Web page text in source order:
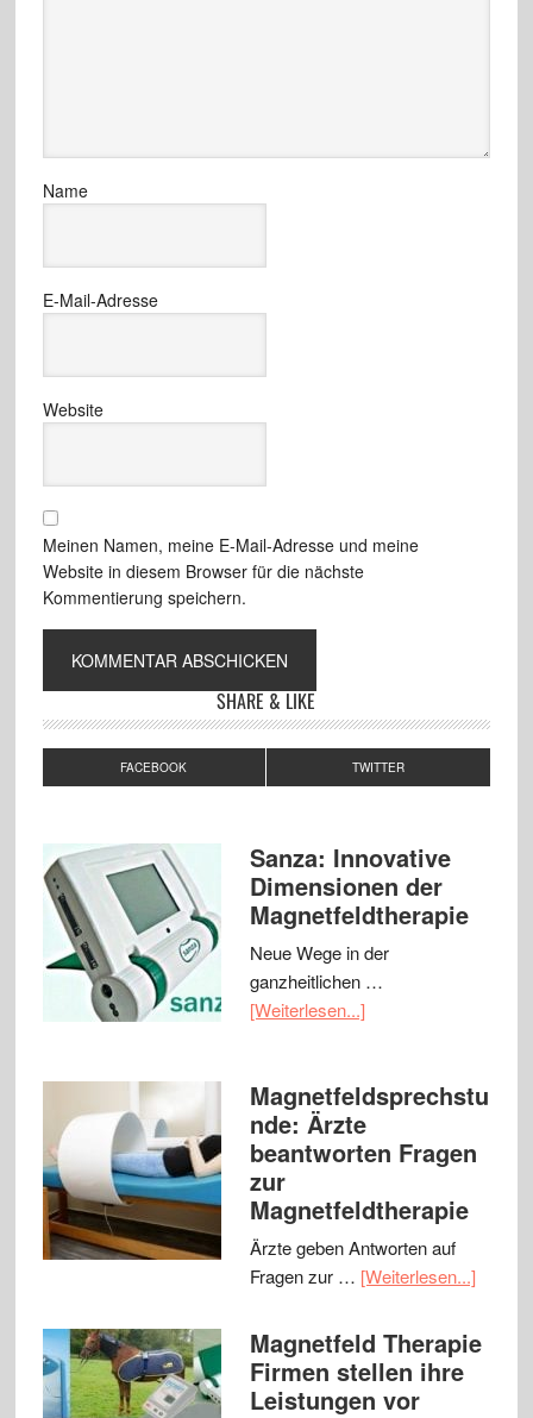
Name
E-Mail-Adresse
Website
Meinen Namen, meine E-Mail-Adresse und meine
Website in diesem Browser für die nächste
Kommentierung speichern.
SHARE & LIKE
FACEBOOK TWITTER
Sanza: Innovative
Dimensionen der
Magnetfeldtherapie
Neue Wege in der
ganzheitlichen …
[Weiterlesen...]
Magnetfeldsprechstu
nde: Ärzte
beantworten Fragen
zur
Magnetfeldtherapie
Ärzte geben Antworten auf
Fragen zur … [Weiterlesen...]
Magnetfeld Therapie
Firmen stellen ihre
Leistungen vor